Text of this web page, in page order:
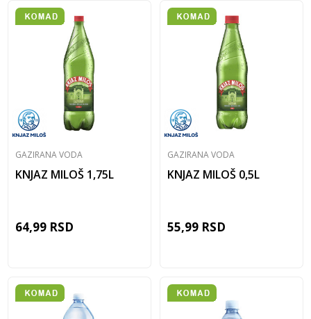
GAZIRANA VODA
KNJAZ MILOŠ 1,75L
64,99 RSD
GAZIRANA VODA
KNJAZ MILOŠ 0,5L
55,99 RSD